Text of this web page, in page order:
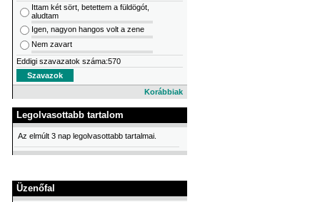
Ittam két sört, betettem a füldögót,
aludtam
Igen, nagyon hangos volt a zene
Nem zavart
Eddigi szavazatok száma:570
Korábbiak
Legolvasottabb tartalom
Az elmúlt 3 nap legolvasottabb tartalmai.
Üzenőfal